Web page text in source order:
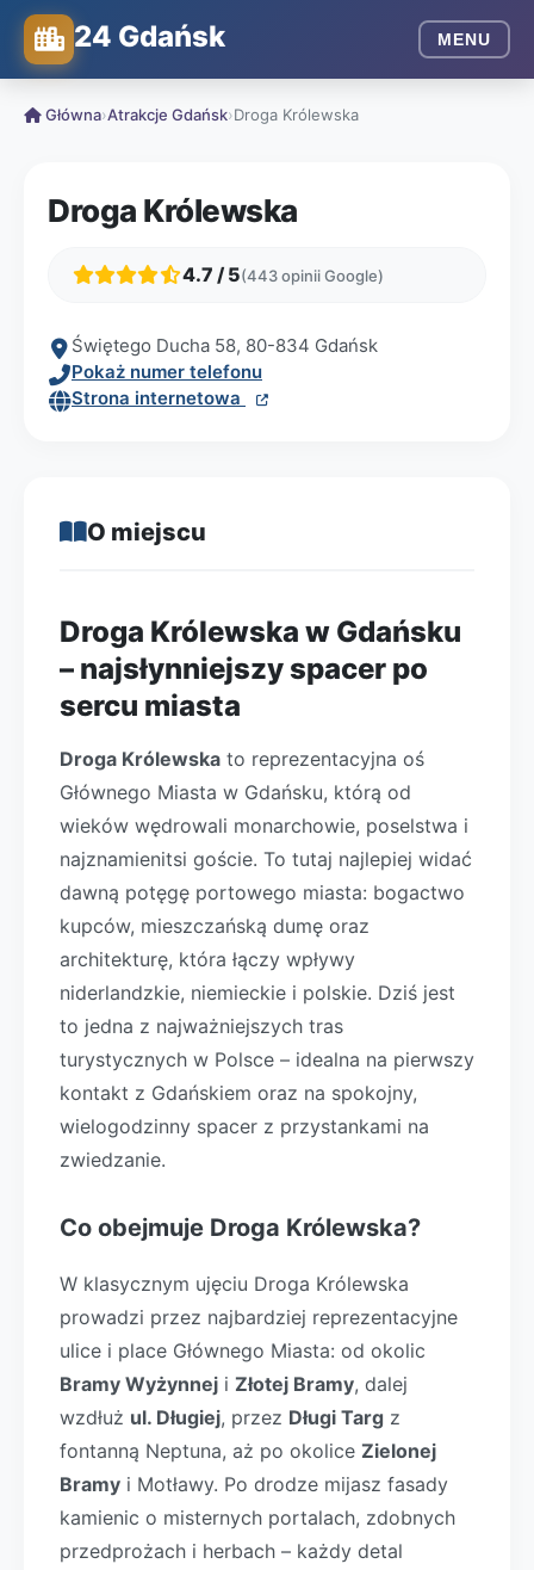
24 Gdańsk MENU
Główna›Atrakcje Gdańsk›Droga Królewska
Droga Królewska
4.7 / 5(443 opinii Google)
Świętego Ducha 58, 80-834 Gdańsk
Pokaż numer telefonu
Strona internetowa
O miejscu
Droga Królewska w Gdańsku
– najsłynniejszy spacer po
sercu miasta
Droga Królewska to reprezentacyjna oś
Głównego Miasta w Gdańsku, którą od
wieków wędrowali monarchowie, poselstwa i
najznamienitsi goście. To tutaj najlepiej widać
dawną potęgę portowego miasta: bogactwo
kupców, mieszczańską dumę oraz
architekturę, która łączy wpływy
niderlandzkie, niemieckie i polskie. Dziś jest
to jedna z najważniejszych tras
turystycznych w Polsce – idealna na pierwszy
kontakt z Gdańskiem oraz na spokojny,
wielogodzinny spacer z przystankami na
zwiedzanie.
Co obejmuje Droga Królewska?
W klasycznym ujęciu Droga Królewska
prowadzi przez najbardziej reprezentacyjne
ulice i place Głównego Miasta: od okolic
Bramy Wyżynnej i Złotej Bramy, dalej
wzdłuż ul. Długiej, przez Długi Targ z
fontanną Neptuna, aż po okolice Zielonej
Bramy i Motławy. Po drodze mijasz fasady
kamienic o misternych portalach, zdobnych
przedprożach i herbach – każdy detal